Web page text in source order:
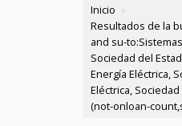
Inicio ›
Resultados de la
and su-
Sociedad del
Energía Eléctrica,
Eléctrica,
(not-onloan-